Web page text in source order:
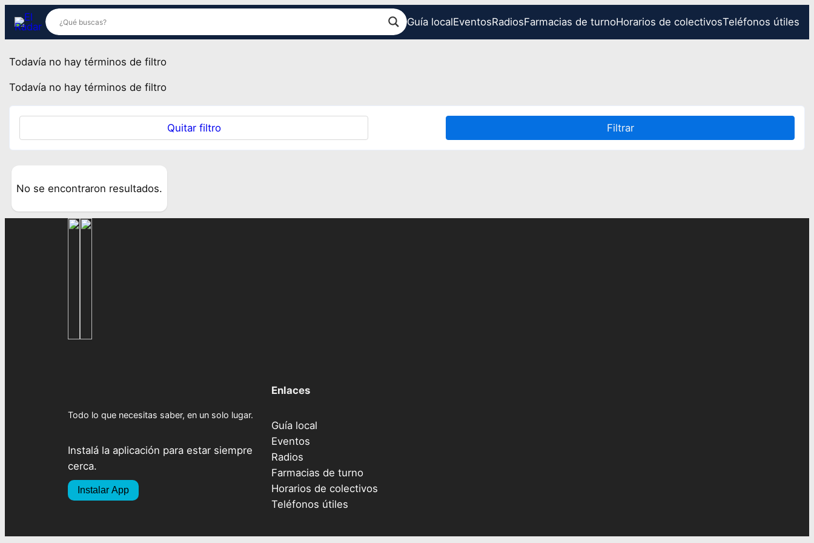
Saltar
Guía localEventosRadiosFarmacias de turnoHorarios de colectivosTeléfonos útiles
Todavía no hay términos de filtro
Todavía no hay términos de filtro
Filtrar
Quitar filtro
No se encontraron resultados.
Todo lo que necesitas saber, en un solo lugar.
Instalá la aplicación para estar siempre
cerca.
Instalar App
Enlaces
Guía local
Eventos
Radios
Farmacias de turno
Horarios de colectivos
Teléfonos útiles